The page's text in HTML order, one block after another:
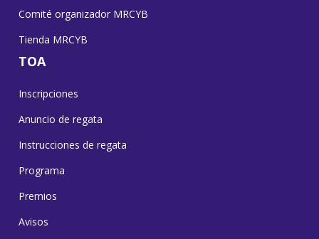
Comité organizador MRCYB
Tienda MRCYB
TOA
Inscripciones
Anuncio de regata
Instrucciones de regata
Programa
Premios
Avisos